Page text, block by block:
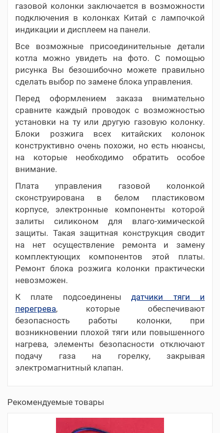
газовой колонки заключается в возможности
подключения в колонках Китай с лампочкой
индикации и дисплеем на панели.
Все возможные присоединительные детали
котла можно увидеть на фото. С помощью
рисунка Вы безошибочно можете правильно
сделать выбор по замене блока управления.
Перед оформлением заказа внимательно
сравните каждый проводок с возможностью
установки на ту или другую газовую колонку.
Блоки розжига всех китайских колонок
конструктивно очень похожи, но есть нюансы,
на которые необходимо обратить особое
внимание.
Плата управления газовой колонкой
сконструирована в белом пластиковом
корпусе, электронные компоненты которой
залиты силиконом для влаго-химической
защиты. Такая защитная конструкция сводит
на нет осуществление ремонта и замену
комплектующих компонентов этой платы.
Ремонт блока розжига колонки практически
невозможен.
К плате подсоединеныдатчики тяги и
перегрева, которые обеспечивают
безопасность работы колонки, при
возникновении плохой тяги или повышенного
нагрева, элементы безопасности отключают
подачу газа на горелку, закрывая
электромагнитный клапан.
Рекомендуемые товары